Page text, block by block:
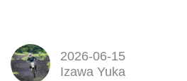
2026-06-15
Izawa Yuka